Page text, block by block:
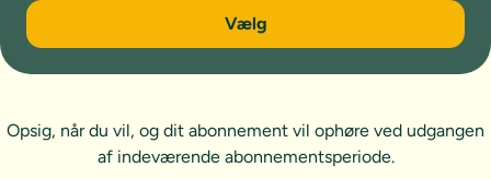
6 måneder
Vælg
Opsig, når du vil, og dit abonnement vil ophøre ved udgangen
af indeværende abonnementsperiode.